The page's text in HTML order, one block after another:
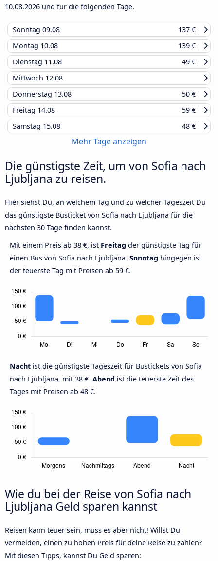
10.08.2026 und für die folgenden Tage.
Sonntag 09.08
137 €
Montag 10.08
139 €
Dienstag 11.08
49 €
Mittwoch 12.08
Donnerstag 13.08
50 €
Freitag 14.08
59 €
Samstag 15.08 48 €
Mehr Tage anzeigen
Die günstigste Zeit, um von Sofia nach
Ljubljana zu reisen.
Hier siehst Du, an welchem Tag und zu welcher Tageszeit Du
das günstigste Busticket von Sofia nach Ljubljana für die
nächsten 30 Tage finden kannst.
Mit einem Preis ab 38 €, ist Freitag der günstigste Tag für
einen Bus von Sofia nach Ljubljana. Sonntag hingegen ist
der teuerste Tag mit Preisen ab 59 €.
Nacht ist die günstigste Tageszeit für Bustickets von Sofia
nach Ljubljana, mit 38 €. Abend ist die teuerste Zeit des
Tages mit Preisen ab 48 €.
Wie du bei der Reise von Sofia nach
Ljubljana Geld sparen kannst
Reisen kann teuer sein, muss es aber nicht! Willst Du
vermeiden, einen zu hohen Preis für deine Reise zu zahlen?
Mit diesen Tipps, kannst Du Geld sparen: